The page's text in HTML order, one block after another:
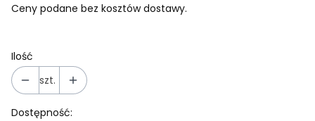
Ceny podane bez kosztów dostawy.
Ilość
szt.
Dostępność: